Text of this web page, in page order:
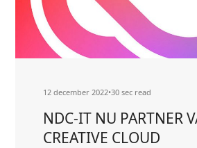
12 december 2022•30 sec read
NDC-IT NU PARTNER
CREATIVE CLOUD